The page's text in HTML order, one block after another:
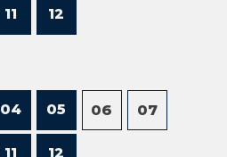
11 12
04 05 06 07
11 12